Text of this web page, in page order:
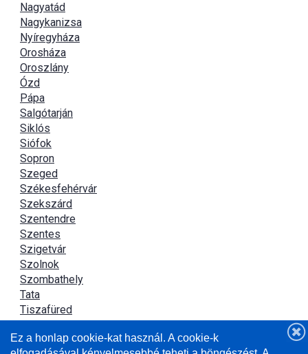
Nagyatád
Nagykanizsa
Nyíregyháza
Orosháza
Oroszlány
Ózd
Pápa
Salgótarján
Siklós
Siófok
Sopron
Szeged
Székesfehérvár
Szekszárd
Szentendre
Szentes
Szigetvár
Szolnok
Szombathely
Tata
Tiszafüred
Újszász
Ez a honlap cookie-kat használ. A cookie-k